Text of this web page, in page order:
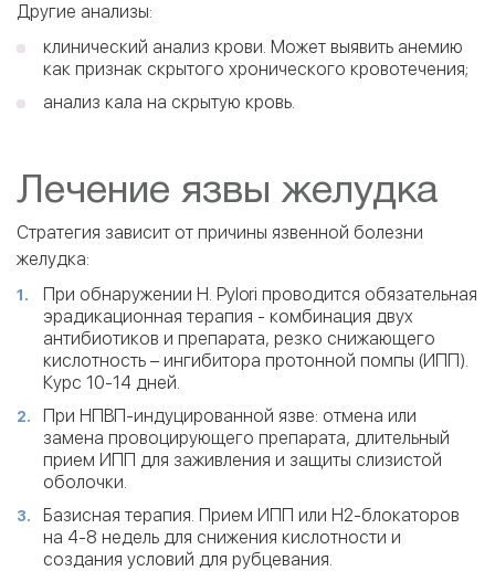
Другие анализы:
клинический анализ крови. Может выявить анемию
как признак скрытого хронического кровотечения;
анализ кала на скрытую кровь.
Лечение язвы желудка
Стратегия зависит от причины язвенной болезни
желудка:
При обнаружении H. Pylori проводится обязательная
эрадикационная терапия - комбинация двух
антибиотиков и препарата, резко снижающего
кислотность – ингибитора протонной помпы (ИПП).
Курс 10-14 дней.
При НПВП-индуцированной язве: отмена или
замена провоцирующего препарата, длительный
прием ИПП для заживления и защиты слизистой
оболочки.
Базисная терапия. Прием ИПП или Н2-блокаторов
на 4-8 недель для снижения кислотности и
создания условий для рубцевания.